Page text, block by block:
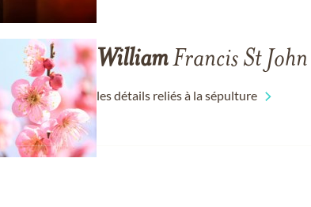
WilliamFrancis St John
les détails reliés à la sépulture